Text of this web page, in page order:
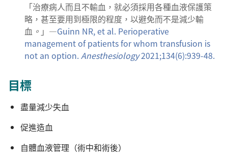
「治療病人而且不輸血，就必須採用各種血液保護策
略，甚至要用到極限的程度，以避免而不是減少輸
血 。 」—Guinn NR, et al. Perioperative
management of patients for whom transfusion is
not an option. Anesthesiology2021;134(6):939-48.
目標
盡量減少失血
促進造血
自體血液管理（術中和術後）